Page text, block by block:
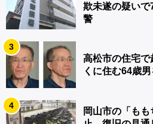
欺未遂の疑い
警
3
高松市の住宅
くに住む64歳
4
岡山市の「も